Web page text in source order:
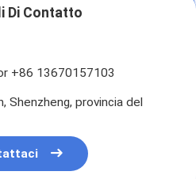
Di Contatto
+86 13670157103
Shenzheng, provincia del